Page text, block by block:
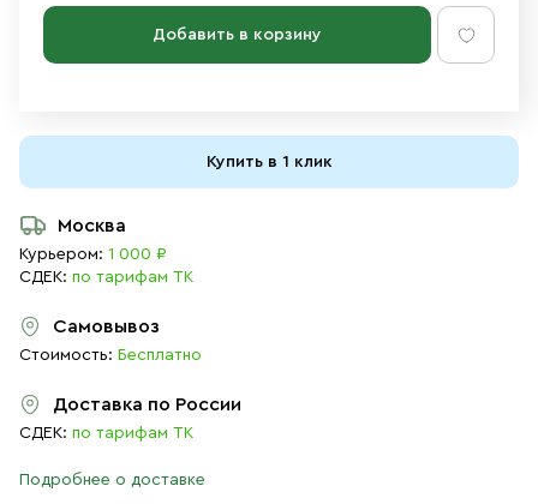
Добавить в корзину
Купить в 1 клик
Москва
Курьером: 1 000 ₽
СДЕК: по тарифам ТК
Самовывоз
Стоимость: Бесплатно
Доставка по России
СДЕК: по тарифам ТК
Подробнее о доставке